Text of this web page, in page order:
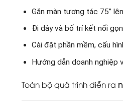
Gắn màn tương tác 75”
Đi dây và bố trí kết nối
Cài đặt phần mềm, cấu
Hướng dẫn doanh nghiệp
Toàn bộ quá trình diễn ra